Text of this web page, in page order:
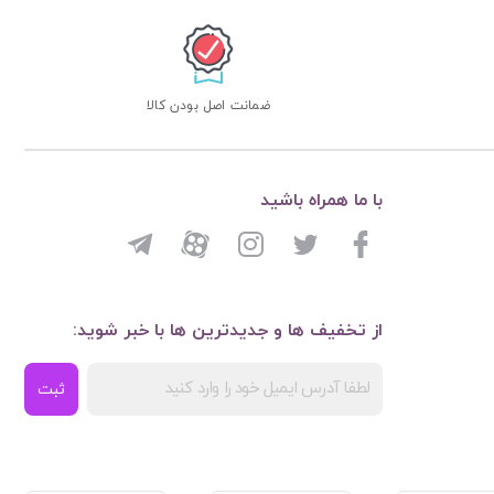
ضمانت اصل بودن کالا
از تخفیف ها و جدیدترین ها با خبر شوید:
ثبت
با ما همراه باشید